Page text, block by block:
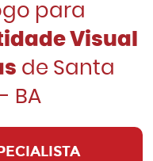
para
Visual
de Santa
BA